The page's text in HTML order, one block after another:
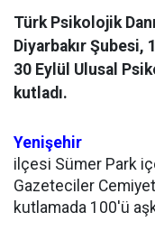
Türk Psikolojik
Diyarbakır Şubesi,
30 Eylül Ulusal
kutladı.
Yenişehir
ilçesi Sümer Park
Gazeteciler
kutlamada 100'ü